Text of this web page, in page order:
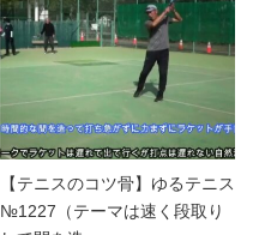
【テニスのコツ骨】ゆるテニス
№1227（テーマは速く段取り